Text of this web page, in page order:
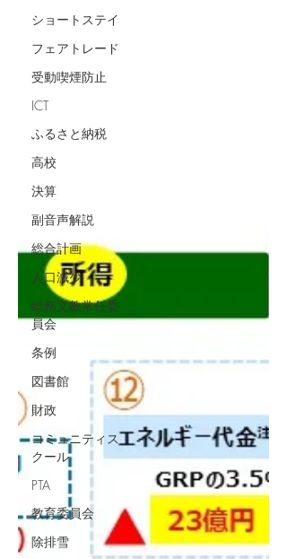
ショートステイ
フェアトレード
受動喫煙防止
ICT
ふるさと納税
高校
決算
副音声解説
総合計画
人口減少
総務文教常任委
員会
条例
図書館
財政
コミュニティス
クール
PTA
教育委員会
除排雪